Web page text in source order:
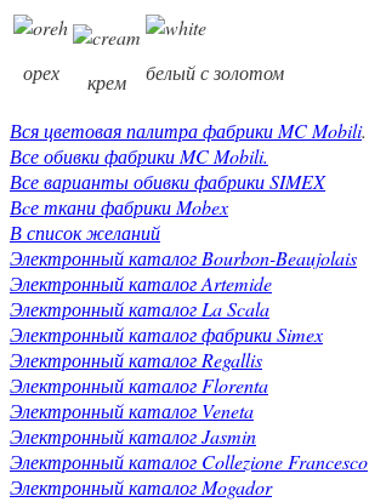
орех крем белый с золотом
Вся цветовая палитра фабрики MC Mobili.
Все обивки фабрики MC Mobili.
Все варианты обивки фабрики SIMEX
Вcе ткани фабрики Mobex
В список желаний
Электронный каталог Bourbon-Beaujolais
Электронный каталог Artemide
Электронный каталог La Scala
Электронный каталог фабрики Simex
Электронный каталог Regallis
Электронный каталог Florenta
Электронный каталог Veneta
Электронный каталог Jasmin
Электронный каталог Collezione Francesco
Электронный каталог Mogador